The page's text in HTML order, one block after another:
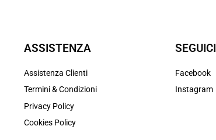
ASSISTENZA
Assistenza Clienti
Termini & Condizioni
Privacy Policy
Cookies Policy
SEGUICI
Facebook
Instagram